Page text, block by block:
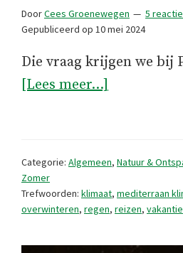
DoorCees Groenewegen
5
Gepubliceerd op 10 mei 2024
Die vraag krijgen we bij
[Lees meer...]
weer
lekkerst?
Categorie: Algemeen, Natuur &
Zomer
Trefwoorden: klimaat, mediterraan
overwinteren, regen, reizen, vakantie